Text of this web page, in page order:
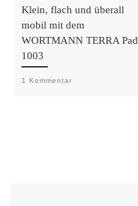
Klein, flach und überall
mobil mit dem
WORTMANN TERRA Pad
1003
1 Kommentar